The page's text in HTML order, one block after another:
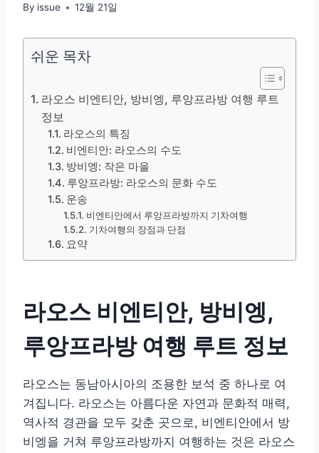
By issue 12월 21일
쉬운 목차
라오스 비엔티안, 방비엥, 루앙프라방 여행 루트
정보
라오스의 특징
비엔티안: 라오스의 수도
방비엥: 작은 마을
루앙프라방: 라오스의 문화 수도
운송
비엔티안에서 루앙프라방까지 기차여행
기차여행의 장점과 단점
요약
라오스 비엔티안, 방비엥,
루앙프라방 여행 루트 정보
라오스는 동남아시아의 조용한 보석 중 하나로 여
겨집니다. 라오스는 아름다운 자연과 문화적 매력,
역사적 경관을 모두 갖춘 곳으로, 비엔티안에서 방
비엥을 거쳐 루앙프라방까지 여행하는 것은 라오스